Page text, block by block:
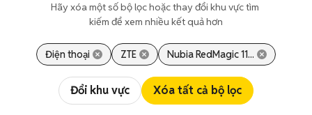
Hãy xóa một số bộ lọc hoặc thay đổi khu vực tìm
kiếm để xem nhiều kết quả hơn
Điện thoại ZTE Nubia RedMagic 11...
Đổi khu vực Xóa tất cả bộ lọc